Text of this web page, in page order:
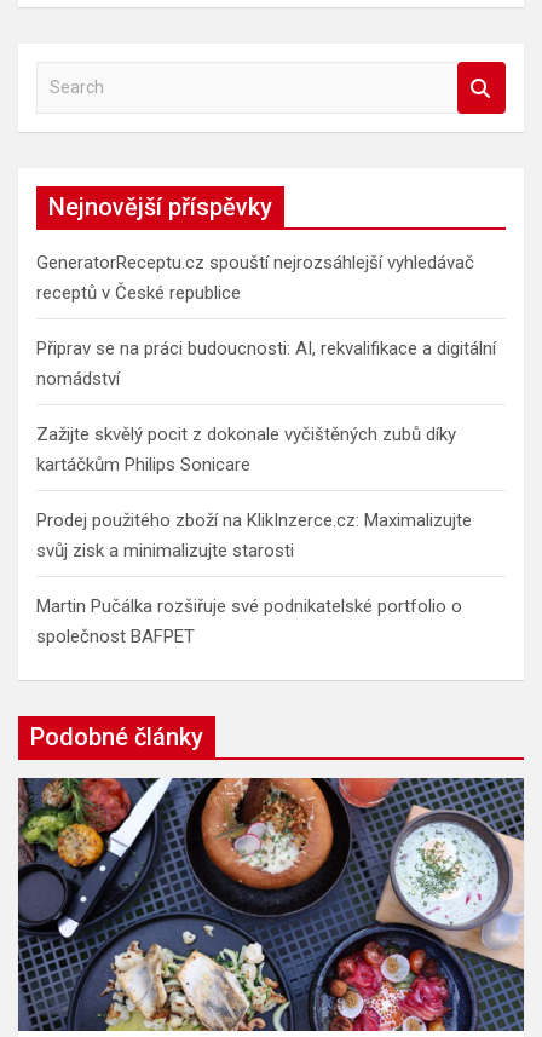
a
h
Nejnovější příspěvky
GeneratorReceptu.cz spouští nejrozsáhlejší vyhledávač
receptů v České republice
Připrav se na práci budoucnosti: AI, rekvalifikace a digitální
nomádství
Zažijte skvělý pocit z dokonale vyčištěných zubů díky
kartáčkům Philips Sonicare
Prodej použitého zboží na KlikInzerce.cz: Maximalizujte
svůj zisk a minimalizujte starosti
Martin Pučálka rozšiřuje své podnikatelské portfolio o
společnost BAFPET
Podobné články